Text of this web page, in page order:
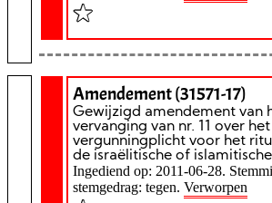
Amendement (31571-17)
Gewijzigd amendement van
vervanging van nr. 11 over
vergunningplicht voor het
de israëlitische of
Ingediend op: 2011-06-28.
stemgedrag: tegen. Verworpen